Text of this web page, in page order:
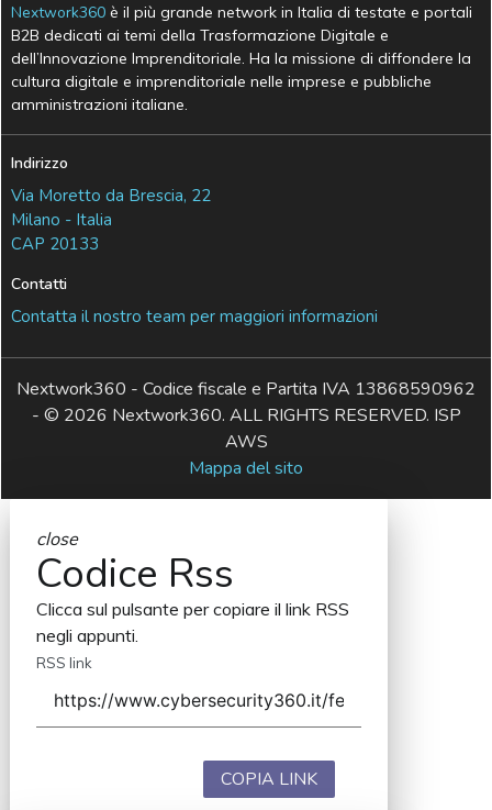
Nextwork360 è il più grande network in Italia di testate e portali
B2B dedicati ai temi della Trasformazione Digitale e
dell’Innovazione Imprenditoriale. Ha la missione di diffondere la
cultura digitale e imprenditoriale nelle imprese e pubbliche
amministrazioni italiane.
Indirizzo
Via Moretto da Brescia, 22
Milano - Italia
CAP 20133
Contatti
Contatta il nostro team per maggiori informazioni
Nextwork360 - Codice fiscale e Partita IVA 13868590962
- © 2026 Nextwork360. ALL RIGHTS RESERVED. ISP
AWS
Mappa del sito
close
Codice Rss
Clicca sul pulsante per copiare il link RSS
negli appunti.
RSS link
COPIA LINK